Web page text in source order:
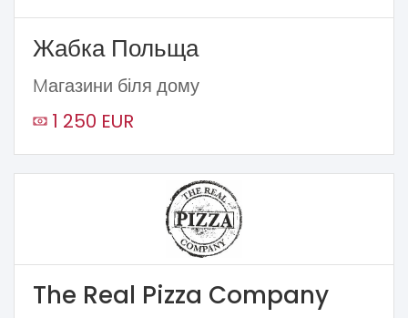
Жабка Польща
Mагазини біля дому
1 250 EUR
The Real Pizza Company